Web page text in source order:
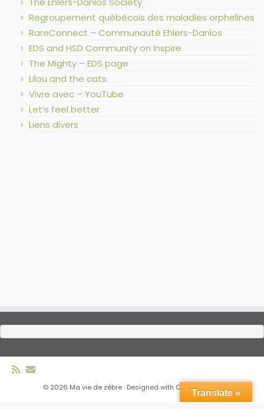
Regroupement québécois des maladies orphelines
RareConnect – Communauté Ehlers-Danlos
EDS and HSD Community on Inspire
The Mighty – EDS page
Lilou and the cats
Vivre avec – YouTube
Let’s feel better
Liens divers
· © 2026 Ma vie de zèbre· Designed with Customizr Pro
Translate »